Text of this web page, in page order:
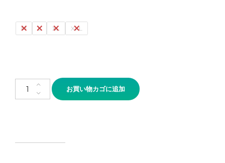
M L XL XXL
Barns Outfitters 吊り編みTEE MICKEY 80's Print個
お買い物カゴに追加